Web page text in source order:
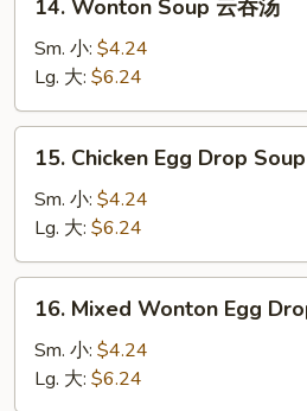
Wonton
Soup
吞
汤
14. Wonton Soup 云吞汤
Sm. 小: $4.24
Lg. 大: $6.24
Chicken
Egg
Drop
Soup
鸡
15. Chicken Egg Drop
Sm. 小: $4.24
Lg. 大: $6.24
Mixed
Wonton
Egg
Drop
16. Mixed Wonton Egg
Sm. 小: $4.24
Lg. 大: $6.24